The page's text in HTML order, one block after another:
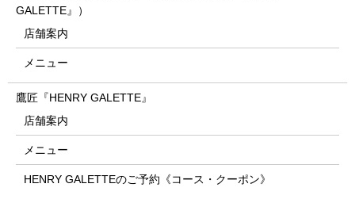
GALETTE』）
店舗案内
メニュー
鷹匠『HENRY GALETTE』
店舗案内
メニュー
HENRY GALETTEのご予約《コース・クーポン》